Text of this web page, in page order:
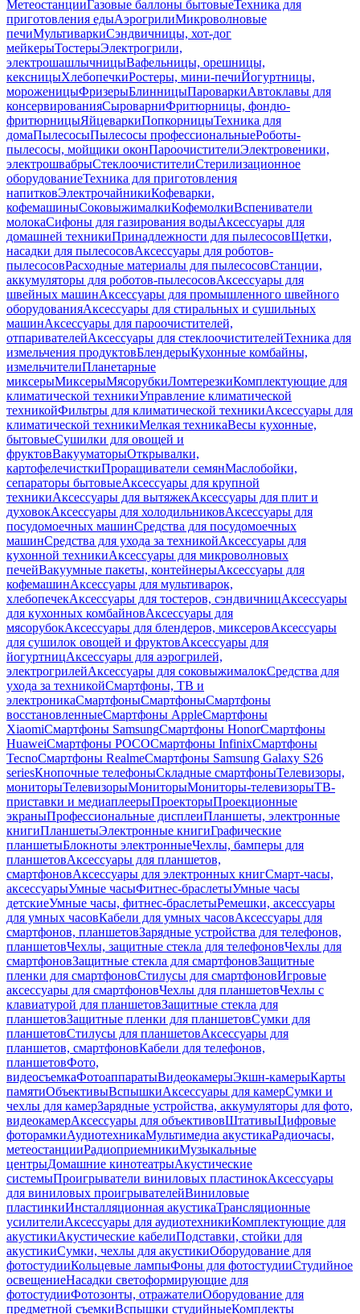
МетеостанцииГазовые баллоны бытовыеТехника для
приготовления едыАэрогрилиМикроволновые
печиМультиваркиСэндвичницы, хот-дог
мейкерыТостерыЭлектрогрили,
электрошашлычницыВафельницы, орешницы,
кексницыХлебопечкиРостеры, мини-печиЙогуртницы,
мороженицыФризерыБлинницыПароваркиАвтоклавы для
консервированияСыроварниФритюрницы, фондю-
фритюрницыЯйцеваркиПопкорницыТехника для
домаПылесосыПылесосы профессиональныеРоботы-
пылесосы, мойщики оконПароочистителиЭлектровеники,
электрошвабрыСтеклоочистителиСтерилизационное
оборудованиеТехника для приготовления
напитковЭлектрочайникиКофеварки,
кофемашиныСоковыжималкиКофемолкиВспениватели
молокаСифоны для газирования водыАксессуары для
домашней техникиПринадлежности для пылесосовЩетки,
насадки для пылесосовАксессуары для роботов-
пылесосовРасходные материалы для пылесосовСтанции,
аккумуляторы для роботов-пылесосовАксессуары для
швейных машинАксессуары для промышленного швейного
оборудованияАксессуары для стиральных и сушильных
машинАксессуары для пароочистителей,
отпаривателейАксессуары для стеклоочистителейТехника для
измельчения продуктовБлендерыКухонные комбайны,
измельчителиПланетарные
миксерыМиксерыМясорубкиЛомтерезкиКомплектующие для
климатической техникиУправление климатической
техникойФильтры для климатической техникиАксессуары для
климатической техникиМелкая техникаВесы кухонные,
бытовыеСушилки для овощей и
фруктовВакууматорыОткрывалки,
картофелечисткиПроращиватели семянМаслобойки,
сепараторы бытовыеАксессуары для крупной
техникиАксессуары для вытяжекАксессуары для плит и
духовокАксессуары для холодильниковАксессуары для
посудомоечных машинСредства для посудомоечных
машинСредства для ухода за техникойАксессуары для
кухонной техникиАксессуары для микроволновых
печейВакуумные пакеты, контейнерыАксессуары для
кофемашинАксессуары для мультиварок,
хлебопечекАксессуары для тостеров, сэндвичницАксессуары
для кухонных комбайновАксессуары для
мясорубокАксессуары для блендеров, миксеровАксессуары
для сушилок овощей и фруктовАксессуары для
йогуртницАксессуары для аэрогрилей,
электрогрилейАксессуары для соковыжималокСредства для
ухода за техникойСмартфоны, ТВ и
электроникаСмартфоныСмартфоныСмартфоны
восстановленныеСмартфоны AppleСмартфоны
XiaomiСмартфоны SamsungСмартфоны HonorСмартфоны
HuaweiСмартфоны POCOСмартфоны InfinixСмартфоны
TecnoСмартфоны RealmeСмартфоны Samsung Galaxy S26
seriesКнопочные телефоныСкладные смартфоныТелевизоры,
мониторыТелевизорыМониторыМониторы-телевизорыТВ-
приставки и медиаплеерыПроекторыПроекционные
экраныПрофессиональные дисплеиПланшеты, электронные
книгиПланшетыЭлектронные книгиГрафические
планшетыБлокноты электронныеЧехлы, бамперы для
планшетовАксессуары для планшетов,
смартфоновАксессуары для электронных книгСмарт-часы,
аксессуарыУмные часыФитнес-браслетыУмные часы
детскиеУмные часы, фитнес-браслетыРемешки, аксессуары
для умных часовКабели для умных часовАксессуары для
смартфонов, планшетовЗарядные устройства для телефонов,
планшетовЧехлы, защитные стекла для телефоновЧехлы для
смартфоновЗащитные стекла для смартфоновЗащитные
пленки для смартфоновСтилусы для смартфоновИгровые
аксессуары для смартфоновЧехлы для планшетовЧехлы с
клавиатурой для планшетовЗащитные стекла для
планшетовЗащитные пленки для планшетовСумки для
планшетовСтилусы для планшетовАксессуары для
планшетов, смартфоновКабели для телефонов,
планшетовФото,
видеосъемкаФотоаппаратыВидеокамерыЭкшн-камерыКарты
памятиОбъективыВспышкиАксессуары для камерСумки и
чехлы для камерЗарядные устройства, аккумуляторы для фото,
видеокамерАксессуары для объективовШтативыЦифровые
фоторамкиАудиотехникаМультимедиа акустикаРадиочасы,
метеостанцииРадиоприемникиМузыкальные
центрыДомашние кинотеатрыАкустические
системыПроигрыватели виниловых пластинокАксессуары
для виниловых проигрывателейВиниловые
пластинкиИнсталляционная акустикаТрансляционные
усилителиАксессуары для аудиотехникиКомплектующие для
акустикиАкустические кабелиПодставки, стойки для
акустикиСумки, чехлы для акустикиОборудование для
фотостудииКольцевые лампыФоны для фотостудииСтудийное
освещениеНасадки светоформирующие для
фотостудииФотозонты, отражателиОборудование для
предметной съемкиВспышки студийныеКомплекты